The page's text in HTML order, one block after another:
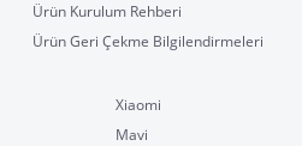
Ürün Kurulum Rehberi
Ürün Geri Çekme Bilgilendirmeleri
Xiaomi
Mavi